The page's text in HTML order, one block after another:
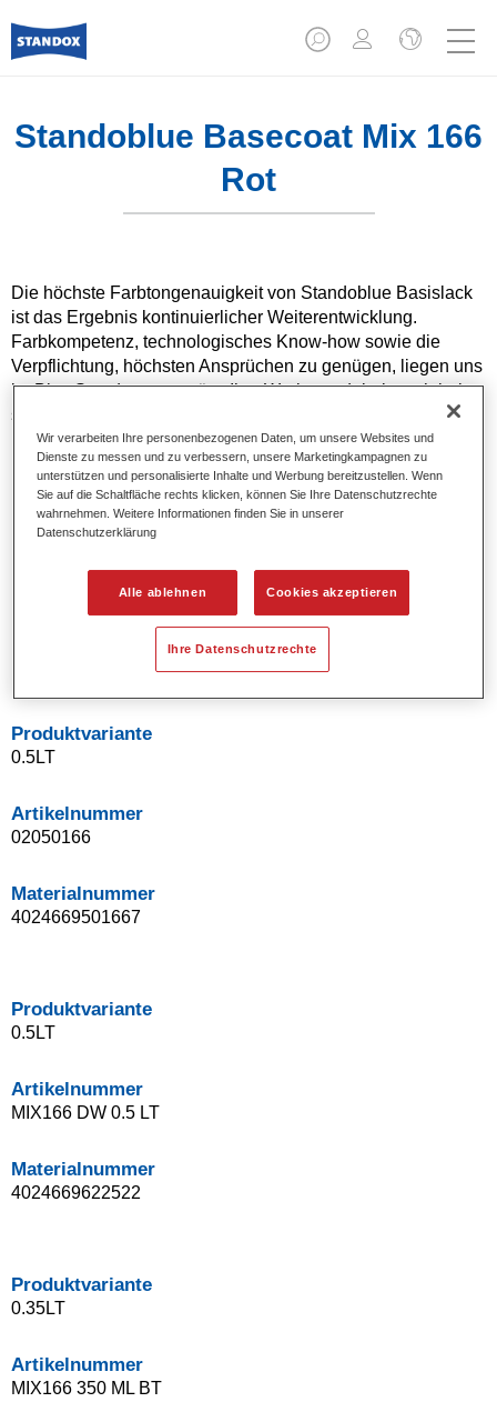
Standoblue Basecoat Mix 166
Rot
Die höchste Farbtongenauigkeit von Standoblue Basislack
ist das Ergebnis kontinuierlicher Weiterentwicklung.
Farbkompetenz, technologisches Know-how sowie die
Verpflichtung, höchsten Ansprüchen zu genügen, liegen uns
im Blut. Standox unterstützt Ihre Werkstatt dabei, auch bei
speziellen Reparaturaufträgen und nicht alltäglichen
Farbtönen hervorragende Ergebnisse zu erzielen.
Produktmerkmale
Uni- und Spezialeffekt-Farbtöne.
Ausgezeichnete Farbtongenauigkeit.
Ausgezeichnetes Deckvermögen.
Ermöglicht Reparaturlackierungen ohne Übergänge.
Hervorragend zur Beilackierung geeignet.
Kann gehärtet werden.
Effiziente Lackierung in einem Arbeitsgang.
Produktvariante
0.5LT
Artikelnummer
02050166
Materialnummer
4024669501667
Produktvariante
0.5LT
Artikelnummer
MIX166 DW 0.5 LT
Materialnummer
4024669622522
Produktvariante
0.35LT
Artikelnummer
MIX166 350 ML BT
Wir verarbeiten Ihre personenbezogenen Daten, um unsere Websites und
Dienste zu messen und zu verbessern, unsere Marketingkampagnen zu
unterstützen und personalisierte Inhalte und Werbung bereitzustellen. Wenn
Sie auf die Schaltfläche rechts klicken, können Sie Ihre Datenschutzrechte
wahrnehmen. Weitere Informationen finden Sie in unserer
Datenschutzerklärung
Alle ablehnen Cookies akzeptieren
Ihre Datenschutzrechte